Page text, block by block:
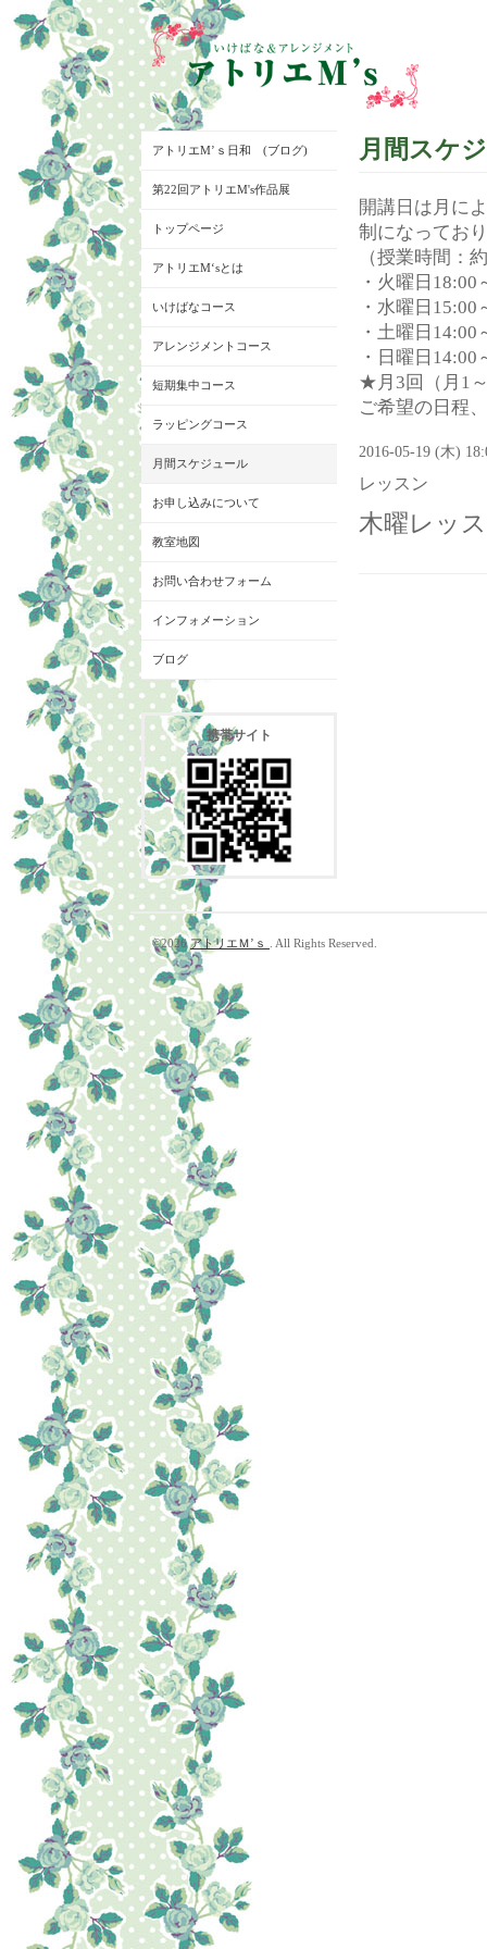
月間スケ
開講日は月に
制になってお
（授業時間：
・火曜日18:00
・水曜日15:00
・土曜日14:00
・日曜日14:00
★月3回（月1
ご希望の日程
2016-05-19 (木)
レッスン
木曜レッ
アトリエM’ｓ日和 (ブログ)
第22回アトリエM's作品展
トップページ
アトリエM‘sとは
いけばなコース
アレンジメントコース
短期集中コース
ラッピングコース
月間スケジュール
お申し込みについて
教室地図
お問い合わせフォーム
インフォメーション
ブログ
携帯サイト
©2026アトリエＭ’ｓ . All Rights Reserved.